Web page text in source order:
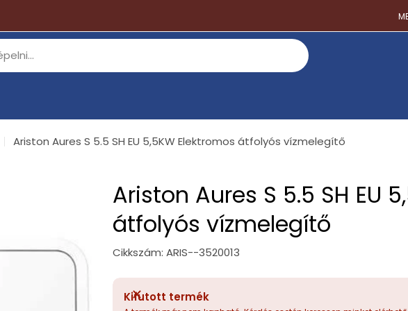
Ariston Aures S 5.5 SH EU 5,5KW Elektromos átfolyós vízmelegítő
Ariston Aures S 5.5 SH EU
átfolyós vízmelegítő
Cikkszám: ARIS--3520013
Kifutott termék